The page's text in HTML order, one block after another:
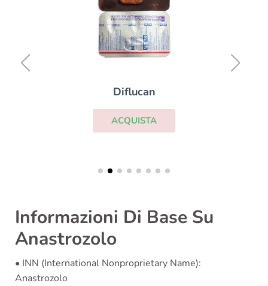
Diflucan
ACQUISTA
Informazioni Di Base Su
Anastrozolo
• INN (International Nonproprietary Name):
Anastrozolo